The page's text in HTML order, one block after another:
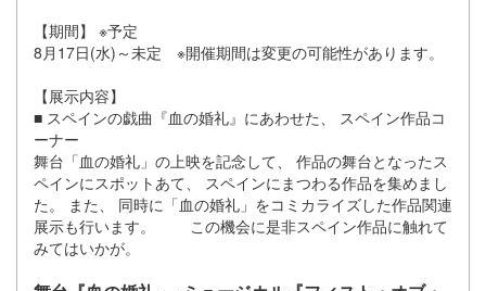
【期間】 ※予定
8月17日(水)～未定 ※開催期間は変更の可能性があります。
【展示内容】
■ スペインの戯曲『血の婚礼』にあわせた、 スペイン作品コ
ーナー
舞台「血の婚礼」の上映を記念して、 作品の舞台となったス
ペインにスポットあて、 スペインにまつわる作品を集めまし
た。 また、 同時に「血の婚礼」をコミカライズした作品関連
展示も行います。 この機会に是非スペイン作品に触れて
みてはいかが。